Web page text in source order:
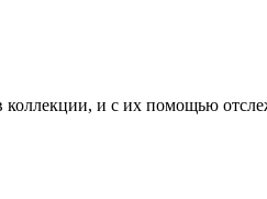
и с их помощью